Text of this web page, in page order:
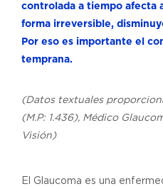
controlada a tiempo afecta
forma irreversible,
Por eso es importante el
temprana.
(Datos textuales
(M.P: 1.436), Médico
Visión)
El Glaucoma es una